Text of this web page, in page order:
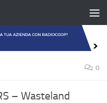
0
– Wasteland